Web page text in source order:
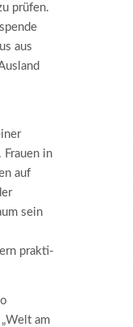
prüfen.
aus
Frauen in
auf
sein
prakti­
am